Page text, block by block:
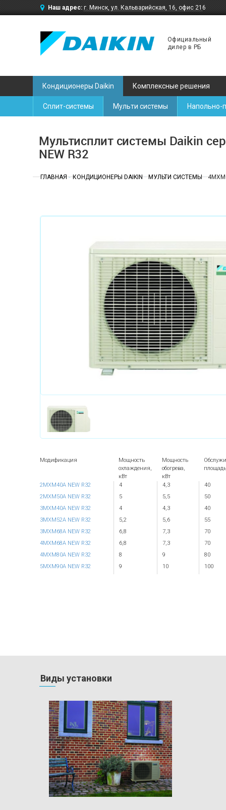
Наш адрес: г. Минск, ул. Кальварийская, 16, офис 216
Официальный
дилер в РБ
Кондиционеры Daikin
Сплит-системы Мульти системы Напольно-
Комплексные решения
Мультисплит системы Daikin
NEW R32
ГЛАВНАЯ КОНДИЦИОНЕРЫ DAIKIN МУЛЬТИ СИСТЕМЫ
Модификация
Мощность
охлаждения,
кВт
Мощность
обогрева,
кВт
2MXM40A NEW R32 4 4,3
40
2MXM50A NEW R32
5 5,5
50
3MXM40A NEW R32
4 4,3
40
3MXM52A NEW R32
5,2 5,6
55
3MXM68A NEW R32
6,8 7,3
70
4MXM68A NEW R32
6,8 7,3
70
4MXM80A NEW R32
8 9
80
5MXM90A NEW R32
9 10 100
Виды установки